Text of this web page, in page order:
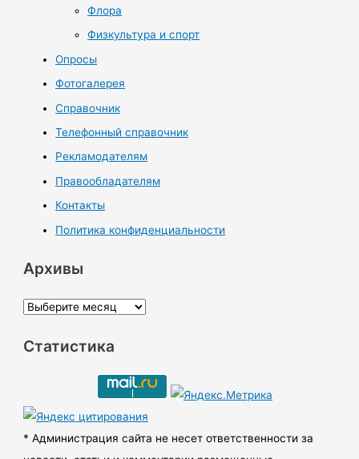
Флора
Физкультура и спорт
Опросы
Фотогалерея
Справочник
Телефонный справочник
Рекламодателям
Правообладателям
Контакты
Политика конфиденциальности
Архивы
А
х
ы
Статистика
* Администрация сайта не несет ответственности за